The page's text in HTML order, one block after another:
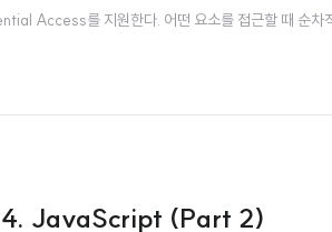
Access를 지원한다. 어떤 요소를 접근할 때 순차
JavaScript (Part 2)